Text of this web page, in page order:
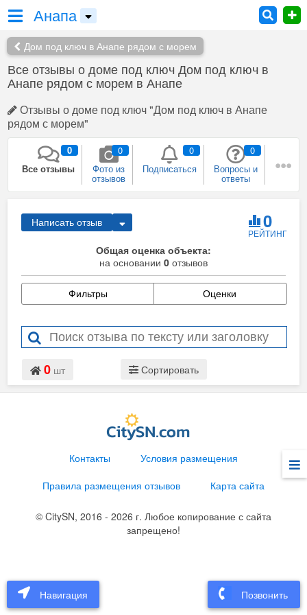
Анапа
Дом под ключ в Анапе рядом с морем
Написать
Карта
Все отзывы о доме под ключ Дом под ключ в
Анапе рядом с морем в Анапе
Отзывы о доме под ключ "Дом под ключ в Анапе
рядом с морем"
0
Все отзывы
0
Фото из
отзывов
0
Подписаться
0
Вопросы и
ответы
0
Плюсы и
минусы
0
Рекомендации
0
0
Собираюсь
сюда
Я
Написать отзыв 0
РЕЙТИНГ
Общая оценка объекта:
на основании 0 отзывов
Фильтры Оценки
0 шт Сортировать
Контакты
Условия размещения
Правила размещения отзывов
Карта сайта
© CitySN, 2016 - 2026 г. Любое копирование с сайта
запрещено!